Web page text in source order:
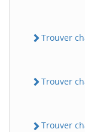
Trouver
Trouver
Trouver